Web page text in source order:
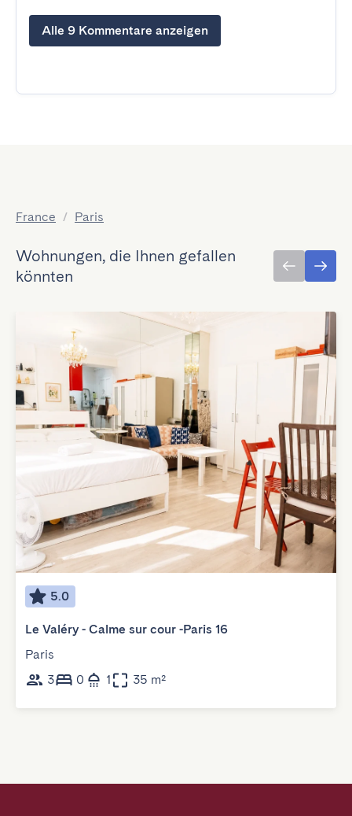
Alle 9 Kommentare anzeigen
France / Paris
Wohnungen, die Ihnen gefallen
könnten
5.0
Le Valéry - Calme sur cour -Paris 16
Paris
3
0 1 35 m²